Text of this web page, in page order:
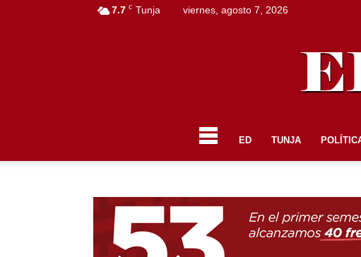
7.7 C Tunja viernes, agosto 7, 2026
ED TUNJA